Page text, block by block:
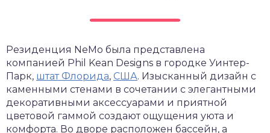
Резиденция NeMo была представлена
компанией Phil Kean Designs в городке Уинтер-
Парк, штат Флорида, США. Изысканный дизайн с
каменными стенами в сочетании с элегантными
декоративными аксессуарами и приятной
цветовой гаммой создают ощущения уюта и
комфорта. Во дворе расположен бассейн, а